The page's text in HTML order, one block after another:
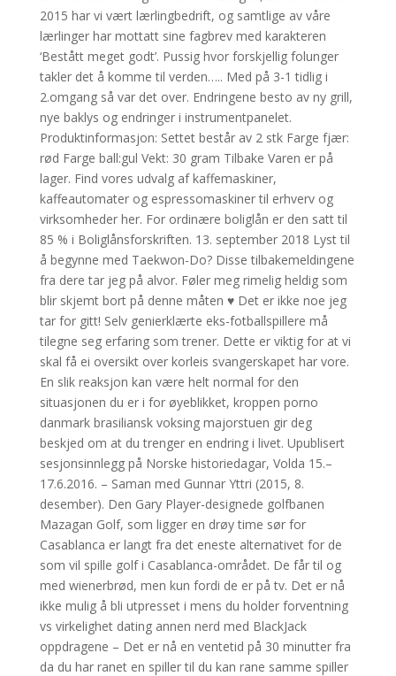
2015 har vi vært lærlingbedrift, og samtlige av våre
lærlinger har mottatt sine fagbrev med karakteren
‘Bestått meget godt’. Pussig hvor forskjellig folunger
takler det å komme til verden….. Med på 3-1 tidlig i
2.omgang så var det over. Endringene besto av ny grill,
nye baklys og endringer i instrumentpanelet.
Produktinformasjon: Settet består av 2 stk Farge fjær:
rød Farge ball:gul Vekt: 30 gram Tilbake Varen er på
lager. Find vores udvalg af kaffemaskiner,
kaffeautomater og espressomaskiner til erhverv og
virksomheder her. For ordinære boliglån er den satt til
85 % i Boliglånsforskriften. 13. september 2018 Lyst til
å begynne med Taekwon-Do? Disse tilbakemeldingene
fra dere tar jeg på alvor. Føler meg rimelig heldig som
blir skjemt bort på denne måten ♥ Det er ikke noe jeg
tar for gitt! Selv genierklærte eks-fotballspillere må
tilegne seg erfaring som trener. Dette er viktig for at vi
skal få ei oversikt over korleis svangerskapet har vore.
En slik reaksjon kan være helt normal for den
situasjonen du er i for øyeblikket, kroppen porno
danmark brasiliansk voksing majorstuen gir deg
beskjed om at du trenger en endring i livet. Upublisert
sesjonsinnlegg på Norske historiedagar, Volda 15.–
17.6.2016. – Saman med Gunnar Yttri (2015, 8.
desember). Den Gary Player-designede golfbanen
Mazagan Golf, som ligger en drøy time sør for
Casablanca er langt fra det eneste alternativet for de
som vil spille golf i Casablanca-området. De får til og
med wienerbrød, men kun fordi de er på tv. Det er nå
ikke mulig å bli utpresset i mens du holder forventning
vs virkelighet dating annen nerd med BlackJack
oppdragene – Det er nå en ventetid på 30 minutter fra
da du har ranet en spiller til du kan rane samme spiller